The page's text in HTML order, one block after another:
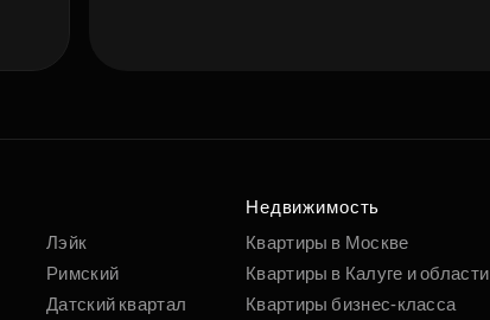
Лэйк
Римский
Датский квартал
Недвижимость
Квартиры в Москве
Квартиры в Калуге и области
Квартиры бизнес-класса